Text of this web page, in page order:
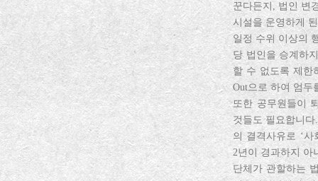
꾼다든지, 법인 변
시설을 운영하게
일정 수위 이상의
당 법인을 승계하
할 수 없도록 제한
Out으로 하여 엄두
또한 공무원들이
것들도 필요합니
의 결격사유로 ‘
2년이 경과하지 아
단체가 관할하는